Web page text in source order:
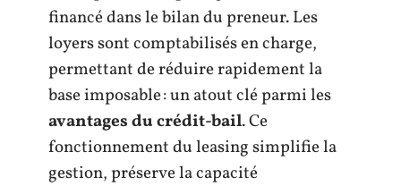
financé dans le bilan du preneur. Les
loyers sont comptabilisés en charge,
permettant de réduire rapidement la
base imposable : un atout clé parmi les
avantages du crédit-bail. Ce
fonctionnement du leasing simplifie la
gestion, préserve la capacité